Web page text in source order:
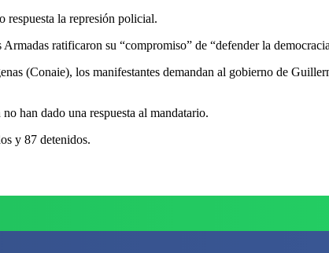
respuesta la represión policial.
ratificaron su “compromiso” de “defender la
(Conaie), los manifestantes demandan al gobierno de
han dado una respuesta al mandatario.
y 87 detenidos.